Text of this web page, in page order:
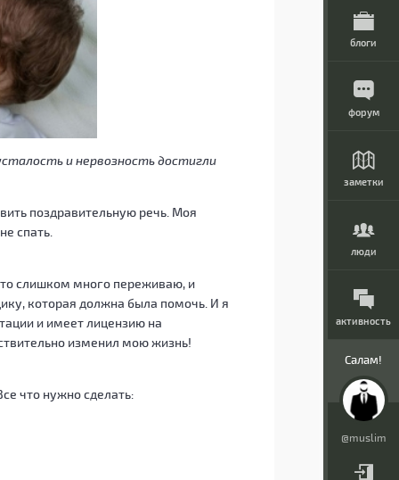
блоги
форум
заметки
люди
активность
Салам!
@muslim
и нервозность достигли
поздравительную речь. Моя
спать.
слишком много переживаю, и
которая должна была помочь. И я
и имеет лицензию на
изменил мою жизнь!
что нужно сделать: